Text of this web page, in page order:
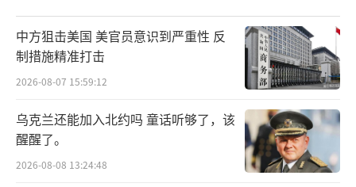
中方狙击美国 美官员意识到严重性 反
制措施精准打击
2026-08-07 15:59:12
乌克兰还能加入北约吗 童话听够了，该
醒醒了。
2026-08-08 13:24:48